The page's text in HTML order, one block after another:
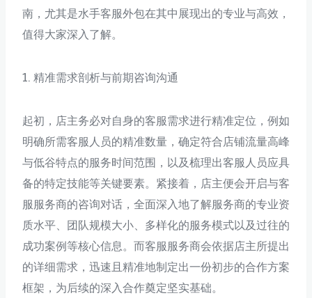
南，尤其是水手客服外包在其中展现出的专业与高效，
值得大家深入了解。
1. 精准需求剖析与前期咨询沟通
起初，店主务必对自身的客服需求进行精准定位，例如
明确所需客服人员的精准数量，确定符合店铺流量高峰
与低谷特点的服务时间范围，以及梳理出客服人员应具
备的特定技能等关键要素。紧接着，店主便会开启与客
服服务商的咨询对话，全面深入地了解服务商的专业资
质水平、团队规模大小、多样化的服务模式以及过往的
成功案例等核心信息。而客服服务商会依据店主所提出
的详细需求，迅速且精准地制定出一份初步的合作方案
框架，为后续的深入合作奠定坚实基础。